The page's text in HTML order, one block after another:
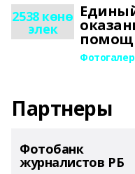
2538 көнө
элек
Партнеры
Фотобанк
журналистов РБ